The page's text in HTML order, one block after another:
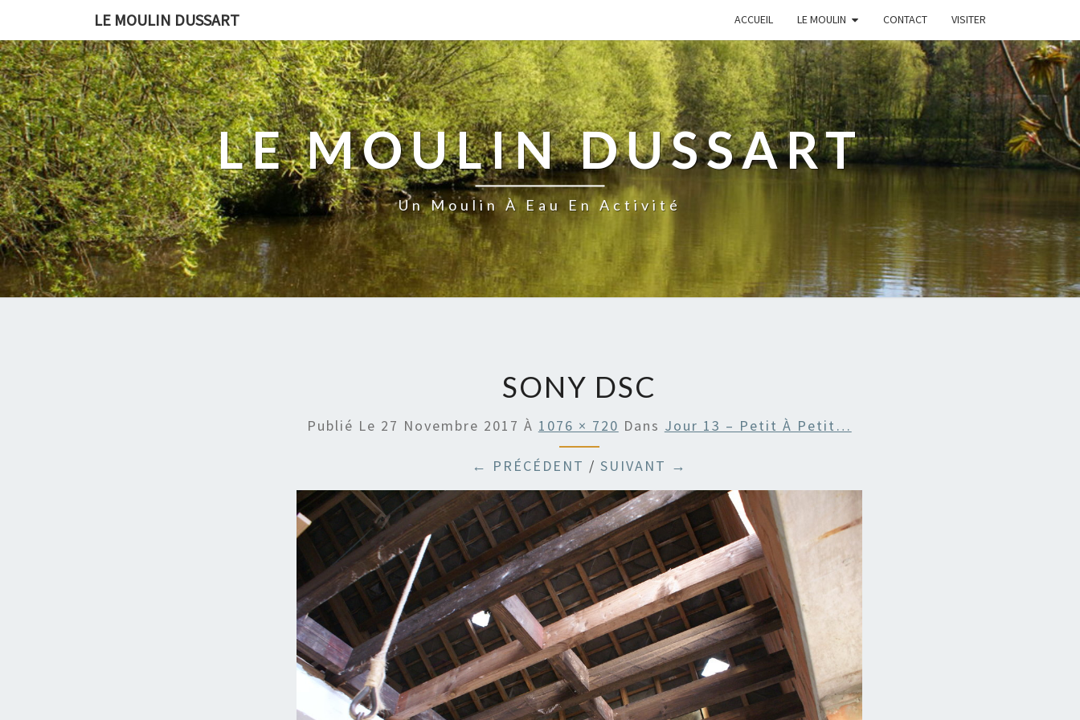
LE MOULIN DUSSART ACCUEIL LE MOULIN CONTACT VISITER
LE MOULIN DUSSART
Un Moulin À Eau En Activité
SONY DSC
Publié Le 27 Novembre 2017 À 1076 × 720 Dans Jour 13 – Petit À Petit…
← PRÉCÉDENT / SUIVANT →